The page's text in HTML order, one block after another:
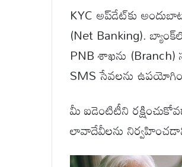
KYC అప్‌డేట్‌కు
(Net Banking).
PNB శాఖను
SMS సేవలను
మీ ఐడెంటిటీని
లావాదేవీలను